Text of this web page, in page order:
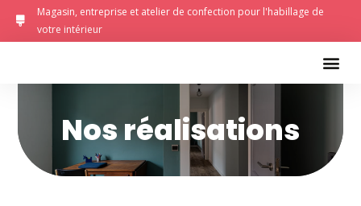
Magasin, entreprise et atelier de confection pour l'habillage de
votre intérieur
Nos réalisations